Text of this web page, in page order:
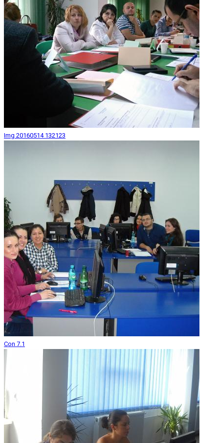
Img 20160514 132123
Con 7.1